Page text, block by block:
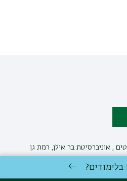
, אוניברסיטת בר אילן, רמת גן
בלימודים?